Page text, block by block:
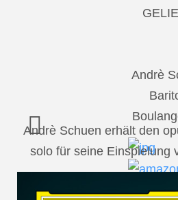
Andrè
Andrè Schuen erhält den
solo für seine Einspielung